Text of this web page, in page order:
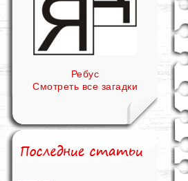
Ребус
Смотреть все загадки